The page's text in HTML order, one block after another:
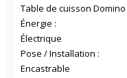
Table de cuisson
Énergie :
Électrique
Pose / Installation :
Encastrable